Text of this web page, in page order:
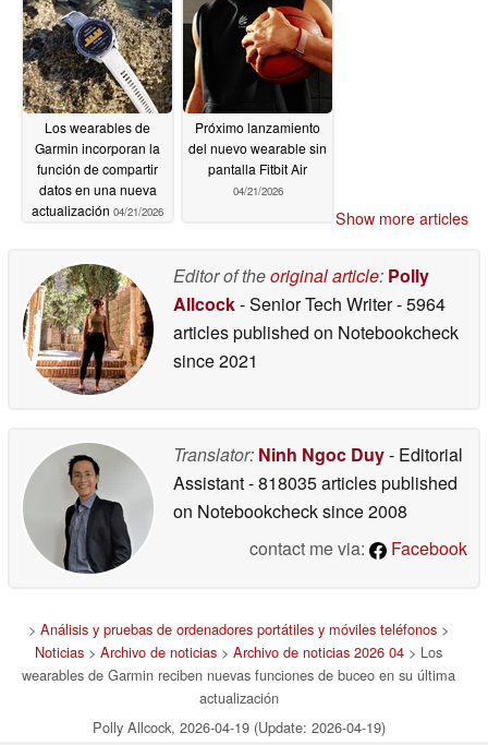
Los wearables de
Garmin incorporan la
función de compartir
datos en una nueva
actualización 04/21/2026
Próximo lanzamiento
del nuevo wearable sin
pantalla Fitbit Air
04/21/2026
Show more articles
Editor of theoriginal article: Polly
Allcock- Senior Tech Writer- 5964
articles published on Notebookcheck
since 2021
Translator: Ninh Ngoc Duy- Editorial
Assistant- 818035 articles published
on Notebookchecksince 2008
contact me via:
Facebook
> Análisis y pruebas de ordenadores portátiles y móviles teléfonos >
Noticias > Archivo de noticias > Archivo de noticias 2026 04 > Los
wearables de Garmin reciben nuevas funciones de buceo en su última
actualización
Polly Allcock, 2026-04-19 (Update: 2026-04-19)